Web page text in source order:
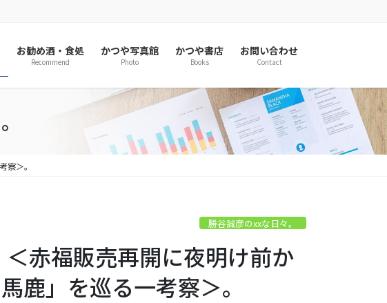
お勧め酒・食処
Recommend
かつや写真館
Photo
かつや書店
Books
お問い合わせ
Contact
察＞。
勝谷誠彦のxxな日々。
赤福販売再開に夜明け前か
鹿」を巡る一考察＞。